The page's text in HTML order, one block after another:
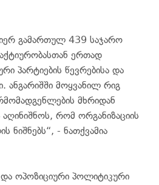
გამართულ 439 საჯარო
ერთად
პარტიების წევრებისა და
ანგარიშში მოყვანილ რიგ
მხრიდან
რომ ორგანიზაციის
ნიშნებს“, - ნათქვამია
და ოპოზიციური პოლიტიკური